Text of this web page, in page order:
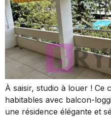
À saisir, studio à louer ! Ce
habitables avec balcon-
une résidence élégante et